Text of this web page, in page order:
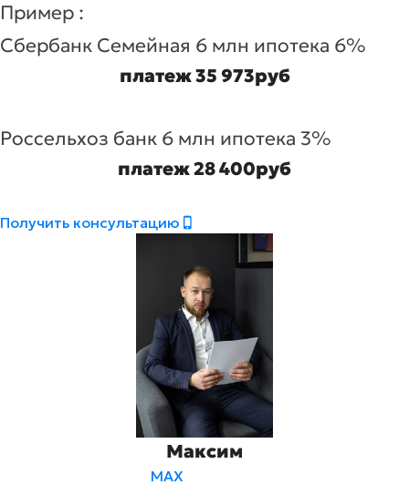
Пример :
Сбербанк Семейная 6 млн ипотека 6%
платеж 35 973руб
Россельхоз банк 6 млн ипотека 3%
платеж 28 400руб
Получить консультацию
Максим
MAX